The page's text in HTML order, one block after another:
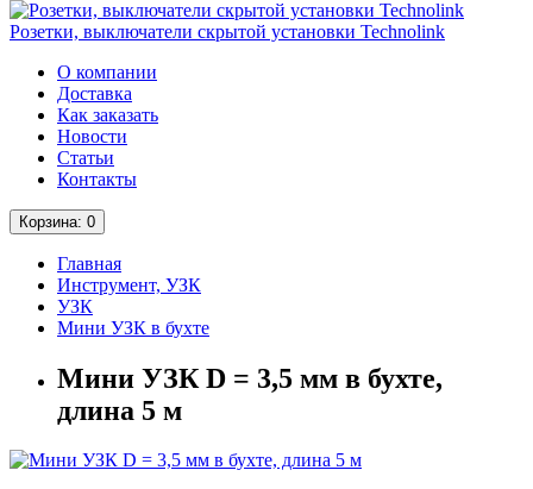
Розетки, выключатели скрытой установки Technolink
О компании
Доставка
Как заказать
Новости
Статьи
Контакты
Корзина: 0
Главная
Инструмент, УЗК
УЗК
Мини УЗК в бухте
Мини УЗК D = 3,5 мм в бухте,
длина 5 м